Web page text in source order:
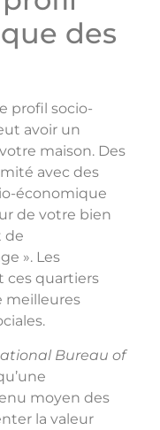
des
profil socio-
avoir un
maison. Des
avec des
économique
de votre bien
de
». Les
ces quartiers
meilleures
Bureau of
moyen des
la valeur